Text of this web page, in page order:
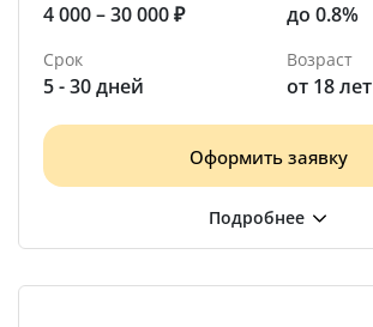
4 000 – 30 000 ₽ до 0.8%
Срок
5 - 30 дней
Возраст
от 18 лет
Оформить заявку